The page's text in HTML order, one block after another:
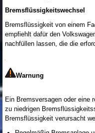
Bremsflüssigkeitswechsel
Bremsflüssigkeit von einem
empfiehlt dafür den
nachfüllen lassen, die die
Warnung
Ein Bremsversagen oder eine
zu niedrigen
Bremsflüssigkeit verursacht